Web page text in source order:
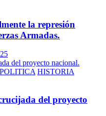
la represión
Armadas.
HISTORIA
del proyecto